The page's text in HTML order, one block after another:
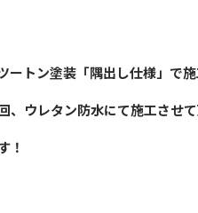
トン塗装「隅出し仕様」で
ウレタン防水にて施工させて
！